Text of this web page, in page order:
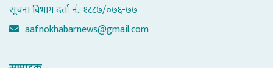
सूचना विभाग दर्ता नं.: १८८७/०७६-७७
aafnokhabarnews@gmail.com